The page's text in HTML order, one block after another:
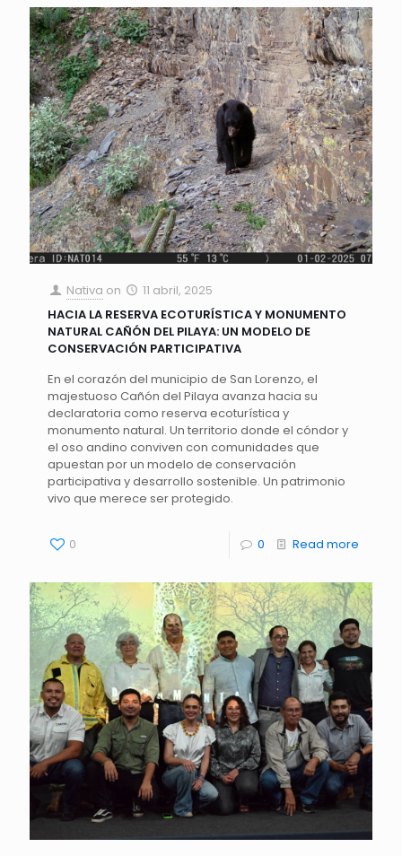
Nativa on
11 abril, 2025
HACIA LA RESERVA ECOTURÍSTICA Y MONUMENTO
NATURAL CAÑÓN DEL PILAYA: UN MODELO DE
CONSERVACIÓN PARTICIPATIVA
En el corazón del municipio de San Lorenzo, el
majestuoso Cañón del Pilaya avanza hacia su
declaratoria como reserva ecoturística y
monumento natural. Un territorio donde el cóndor y
el oso andino conviven con comunidades que
apuestan por un modelo de conservación
participativa y desarrollo sostenible. Un patrimonio
vivo que merece ser protegido.
0 0 Read more